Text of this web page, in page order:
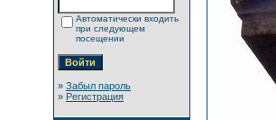
Автоматически входить
при следующем
посещении
» Забыл пароль
» Регистрация